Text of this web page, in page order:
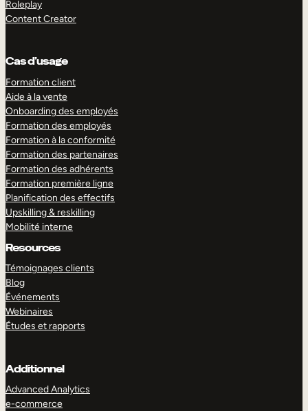
Roleplay
Content Creator
Cas d’usage
Formation client
Aide à la vente
Onboarding des employés
Formation des employés
Formation à la conformité
Formation des partenaires
Formation des adhérents
Formation première ligne
Planification des effectifs
Upskilling & reskilling
Mobilité interne
Resources
Témoignages clients
Blog
Événements
Webinaires
Études et rapports
Additionnel
Advanced Analytics
e-commerce